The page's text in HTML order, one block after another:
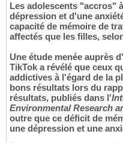
Les adolescents "accros"
dépression et d'une
capacité de mémoire de
affectés que les filles,
Une étude menée auprès
TikTok a révélé que ceux
addictives à l'égard de la
bons résultats lors du
résultats, publiés dans l'
Environmental Research
outre que ce déficit de
une dépression et une